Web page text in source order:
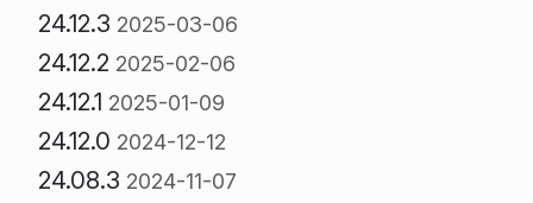
24.12.3 2025-03-06
24.12.2 2025-02-06
24.12.1 2025-01-09
24.12.0 2024-12-12
24.08.3 2024-11-07